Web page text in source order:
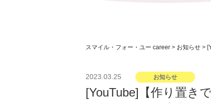
スマイル・フォー・ユー career > お知らせ >
投
日:
2023.03.25 お知らせ
[YouTube]【作り置き